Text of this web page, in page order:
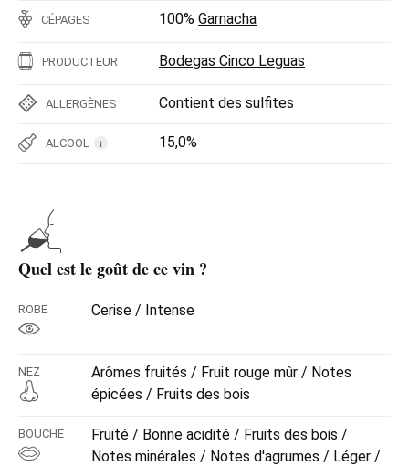
CÉPAGES 100% Garnacha
PRODUCTEUR Bodegas Cinco Leguas
ALLERGÈNES Contient des sulfites
ALCOOL i 15,0%
Quel est le goût de ce vin ?
ROBE Cerise / Intense
NEZ
Arômes fruités / Fruit rouge mûr / Notes
épicées / Fruits des bois
BOUCHE
Fruité / Bonne acidité / Fruits des bois /
Notes minérales / Notes d'agrumes / Léger /